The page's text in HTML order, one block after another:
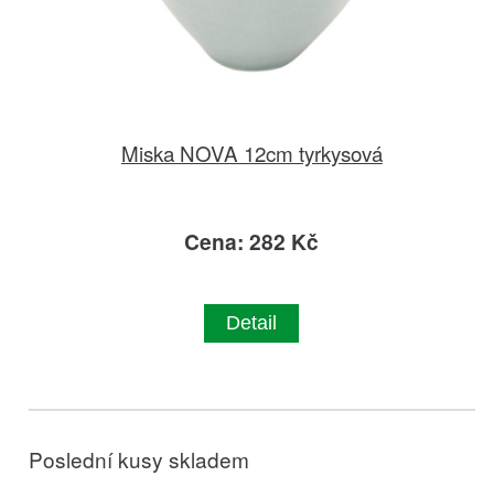
Miska NOVA 12cm tyrkysová
Cena: 282 Kč
Detail
Poslední kusy skladem